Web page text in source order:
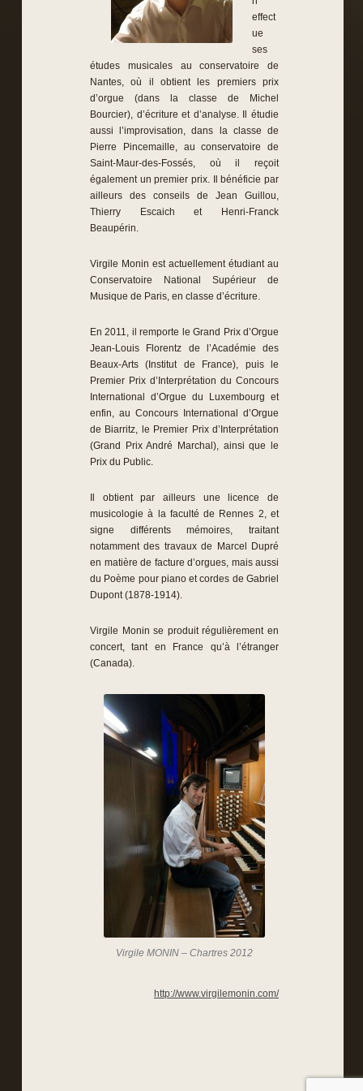
effect
ue
ses
études musicales au conservatoire de
Nantes, où il obtient les premiers prix
d’orgue (dans la classe de Michel
Bourcier), d’écriture et d’analyse. Il étudie
aussi l’improvisation, dans la classe de
Pierre Pincemaille, au conservatoire de
Saint-Maur-des-Fossés, où il reçoit
également un premier prix. Il bénéficie par
ailleurs des conseils de Jean Guillou,
Thierry Escaich et Henri-Franck
Beaupérin.
Virgile Monin est actuellement étudiant au
Conservatoire National Supérieur de
Musique de Paris, en classe d’écriture.
En 2011, il remporte le Grand Prix d’Orgue
Jean-Louis Florentz de l’Académie des
Beaux-Arts (Institut de France), puis le
Premier Prix d’Interprétation du Concours
International d’Orgue du Luxembourg et
enfin, au Concours International d’Orgue
de Biarritz, le Premier Prix d’Interprétation
(Grand Prix André Marchal), ainsi que le
Prix du Public.
Il obtient par ailleurs une licence de
musicologie à la faculté de Rennes 2, et
signe différents mémoires, traitant
notamment des travaux de Marcel Dupré
en matière de facture d’orgues, mais aussi
du Poème pour piano et cordes de Gabriel
Dupont (1878-1914).
Virgile Monin se produit régulièrement en
concert, tant en France qu’à l’étranger
(Canada).
Virgile MONIN – Chartres 2012
http://www.virgilemonin.com/